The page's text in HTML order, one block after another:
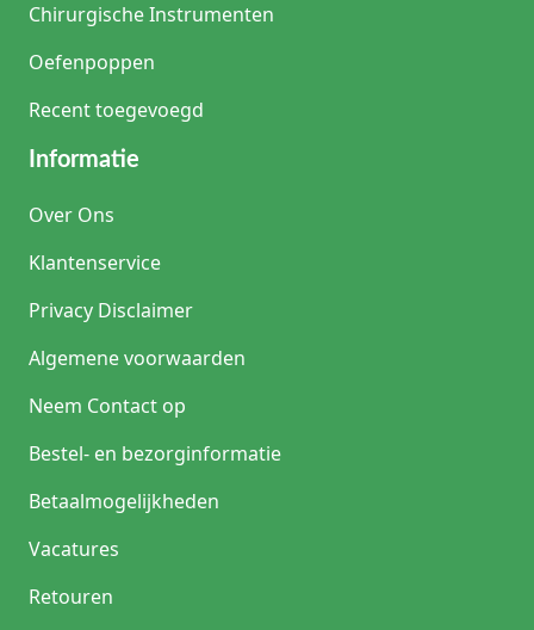
Chirurgische Instrumenten
Oefenpoppen
Recent toegevoegd
Informatie
Over Ons
Klantenservice
Privacy Disclaimer
Algemene voorwaarden
Neem Contact op
Bestel- en bezorginformatie
Betaalmogelijkheden
Vacatures
Retouren